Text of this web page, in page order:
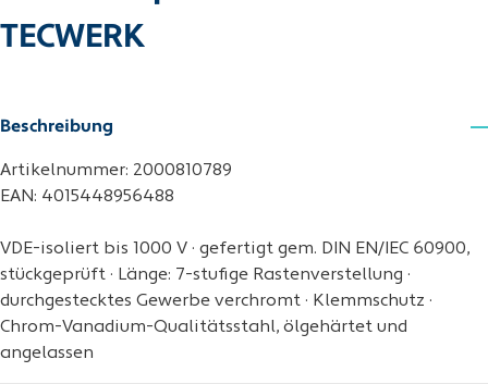
TECWERK
Beschreibung
Artikelnummer: 2000810789
EAN: 4015448956488
VDE-isoliert bis 1000 V · gefertigt gem. DIN EN/IEC 60900,
stückgeprüft · Länge: 7-stufige Rastenverstellung ·
durchgestecktes Gewerbe verchromt · Klemmschutz ·
Chrom-Vanadium-Qualitätsstahl, ölgehärtet und
angelassen